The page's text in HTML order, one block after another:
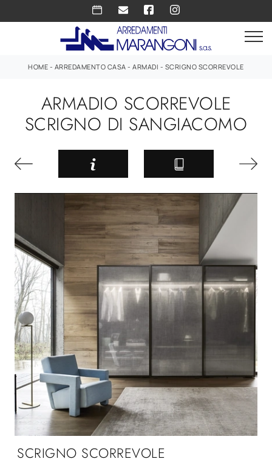
HOME - ARREDAMENTO CASA -ARMADI - SCRIGNO SCORREVOLE
ARMADIO SCORREVOLE
SCRIGNO DI SANGIACOMO
SCRIGNO SCORREVOLE